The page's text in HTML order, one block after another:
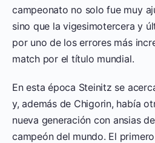
campeonato no solo fue muy
sino que la vigesimotercera y
por uno de los errores más
match por el título mundial.
En esta época Steinitz se
y, además de Chigorin, había
nueva generación con ansias
campeón del mundo. El